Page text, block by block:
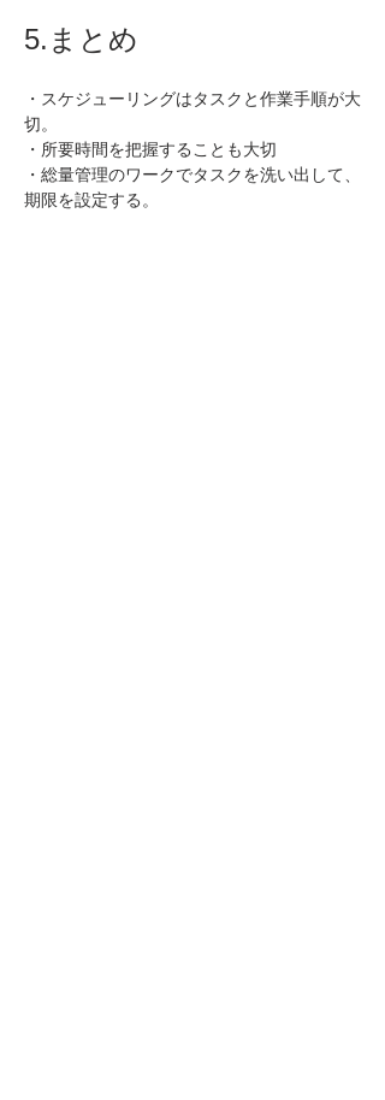
5.まとめ
・スケジューリングはタスクと作業手順が大
切。
・所要時間を把握することも大切
・総量管理のワークでタスクを洗い出して、
期限を設定する。